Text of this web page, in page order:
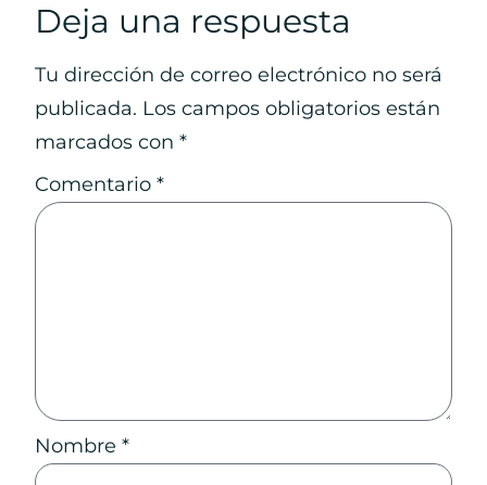
Deja una respuesta
Tu dirección de correo electrónico no será
publicada. Los campos obligatorios están
marcados con *
Comentario *
Nombre *